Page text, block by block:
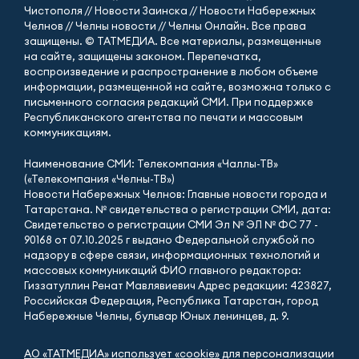
Чистополя // Новости Заинска // Новости Набережных
Челнов // Челны новости // Челны Онлайн. Все права
защищены. © ТАТМЕДИА. Все материалы, размещенные
на сайте, защищены законом. Перепечатка,
воспроизведение и распространение в любом объеме
информации, размещенной на сайте, возможна только с
письменного согласия редакций СМИ. При поддержке
Республиканского агентства по печати и массовым
коммуникациям.
Наименование СМИ: Телекомпания «Чаллы-ТВ»
(«Телекомпания «Челны-ТВ»)
Новости Набережных Челнов: Главные новости города и
Татарстана. № свидетельства о регистрации СМИ, дата:
Свидетельство о регистрации СМИ Эл № ЭЛ № ФС 77 -
90168 от 07.10.2025 г выдано Федеральной службой по
надзору в сфере связи, информационных технологий и
массовых коммуникаций ФИО главного редактора:
Гиззатуллин Ренат Мавлявиевич Адрес редакции: 423827,
Российская Федерация, Республика Татарстан, город
Набережные Челны, бульвар Юных ленинцев, д. 9.
АО «ТАТМЕДИА» использует «cookie»для персонализации